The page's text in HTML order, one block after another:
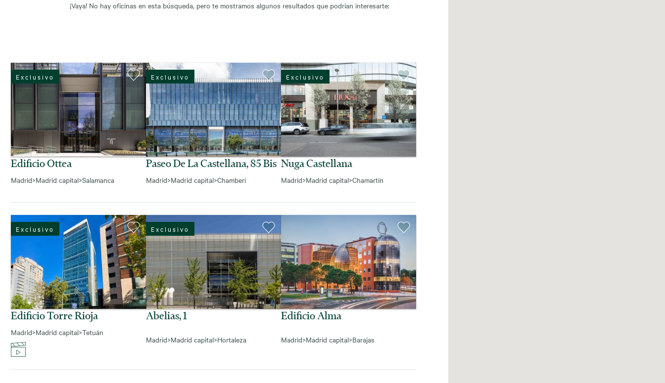
¡Vaya! No hay oficinas en esta búsqueda, pero te mostramos algunos resultados que podrían interesarte:
Exclusivo
Edificio Ottea
Madrid>Madrid capital>Salamanca
Exclusivo
Paseo De La Castellana, 85 Bis
Madrid>Madrid capital>Chamberí
Exclusivo
Nuga Castellana
Madrid>Madrid capital>Chamartín
Exclusivo
Edificio Torre Rioja
Madrid>Madrid capital>Tetuán
Exclusivo
Abelias, 1
Madrid>Madrid capital>Hortaleza
Edificio Alma
Madrid>Madrid capital>Barajas